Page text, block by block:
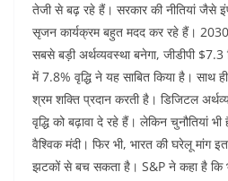
तेजी से बढ़ रहे हैं। सरकार की नीतियां जैसे
सृजन कार्यक्रम बहुत मदद कर रहे हैं। 2030
सबसे बड़ी अर्थव्यवस्था बनेगा, जीडीपी $7.3
में 7.8% वृद्धि ने यह साबित किया है। साथ
श्रम शक्ति प्रदान करती है। डिजिटल
वृद्धि को बढ़ावा दे रहे हैं। लेकिन चुनौतियां
वैश्विक मंदी। फिर भी, भारत की घरेलू मांग
झटकों से बच सकता है। S&P ने कहा है कि